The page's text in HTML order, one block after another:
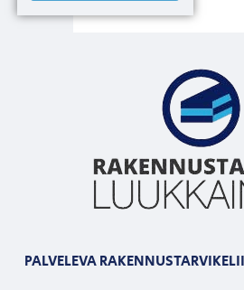
PALVELEVA